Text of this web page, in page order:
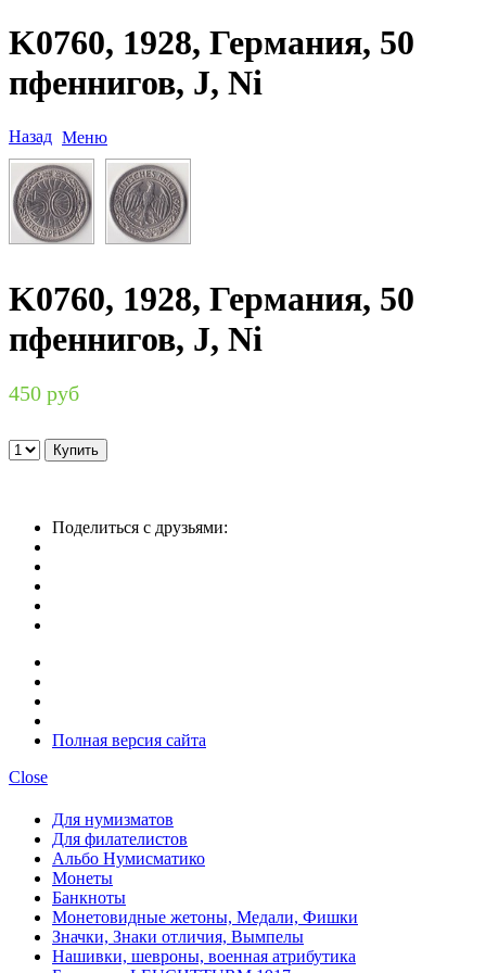
K0760, 1928, Германия, 50
пфеннигов, J, Ni
Назад Меню
K0760, 1928, Германия, 50
пфеннигов, J, Ni
450 руб
Поделиться с друзьями:
Полная версия сайта
Close
Для нумизматов
Для филателистов
Альбо Нумисматико
Монеты
Банкноты
Монетовидные жетоны, Медали, Фишки
Значки, Знаки отличия, Вымпелы
Нашивки, шевроны, военная атрибутика